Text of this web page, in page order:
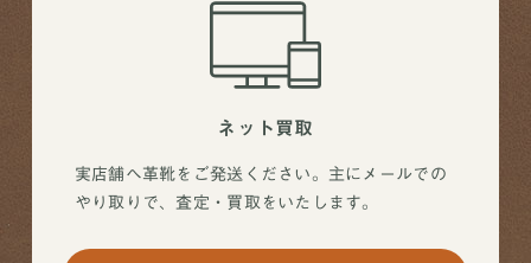
ネット買取
実店舗へ革靴をご発送ください。主にメールでの
やり取りで、査定・買取をいたします。